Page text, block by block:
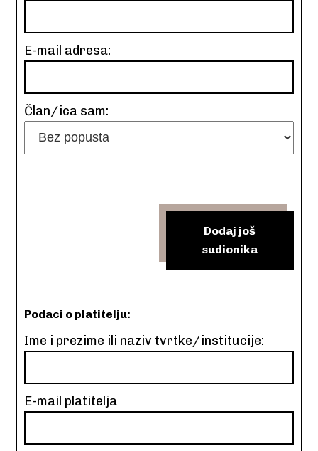
E-mail adresa:
Član/ica sam:
Dodaj još
sudionika
Podaci o platitelju:
Ime i prezime ili naziv tvrtke/institucije:
E-mail platitelja